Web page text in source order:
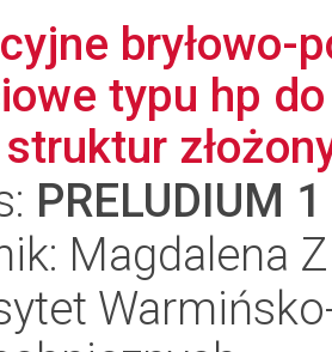
bryłowo-
typu hp
PRELUDIUM 1
Magdalena